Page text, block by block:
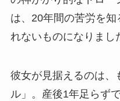
は、20年間の苦労を
れないものになりまし
彼女が見据えるのは、
ル」。産後1年足らず